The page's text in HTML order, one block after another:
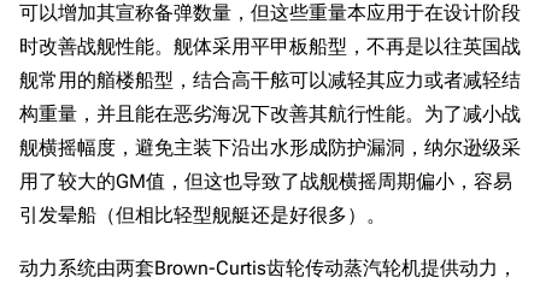
可以增加其宣称备弹数量，但这些重量本应用于在设计阶段
时改善战舰性能。舰体采用平甲板船型，不再是以往英国战
舰常用的艏楼船型，结合高干舷可以减轻其应力或者减轻结
构重量，并且能在恶劣海况下改善其航行性能。为了减小战
舰横摇幅度，避免主装下沿出水形成防护漏洞，纳尔逊级采
用了较大的GM值，但这也导致了战舰横摇周期偏小，容易
引发晕船（但相比轻型舰艇还是好很多）。
动力系统由两套Brown-Curtis齿轮传动蒸汽轮机提供动力，